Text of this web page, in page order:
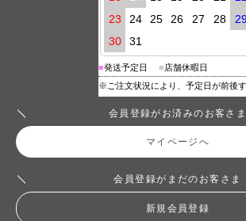
会員登録がお済みのお客さま
マイページへ
会員登録がまだのお客さま
新規会員登録